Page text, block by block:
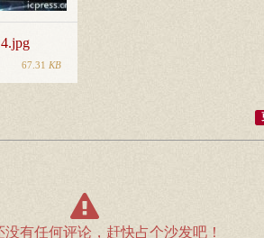
67.31 KB
没有任何评论，赶快占个沙发吧！